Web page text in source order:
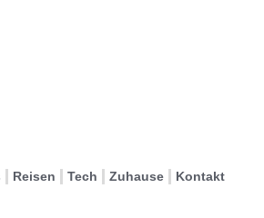
Reisen Tech Zuhause Kontakt